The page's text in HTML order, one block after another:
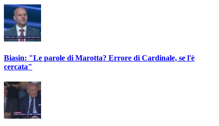
Biasin: "Le parole di Marotta? Errore di Cardinale, se l'è
cercata"